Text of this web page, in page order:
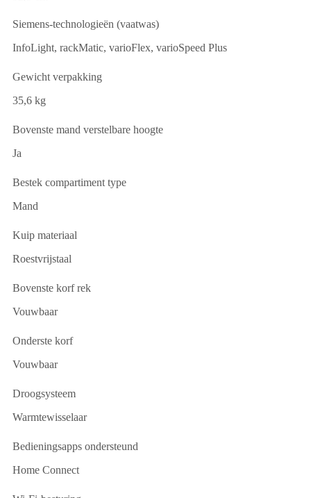
Siemens-technologieën (vaatwas)
InfoLight, rackMatic, varioFlex, varioSpeed Plus
Gewicht verpakking
35,6 kg
Bovenste mand verstelbare hoogte
Ja
Bestek compartiment type
Mand
Kuip materiaal
Roestvrijstaal
Bovenste korf rek
Vouwbaar
Onderste korf
Vouwbaar
Droogsysteem
Warmtewisselaar
Bedieningsapps ondersteund
Home Connect